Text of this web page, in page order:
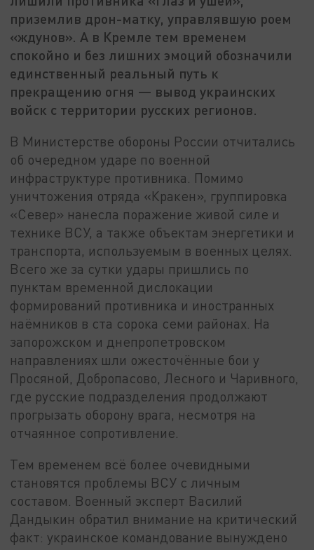
приземлив дрон-матку, управлявшую роем
«ждунов». А в Кремле тем временем
спокойно и без лишних эмоций обозначили
единственный реальный путь к
прекращению огня — вывод украинских
войск с территории русских регионов.
В Министерстве обороны России отчитались
об очередном ударе по военной
инфраструктуре противника. Помимо
уничтожения отряда «Кракен», группировка
«Север» нанесла поражение живой силе и
технике ВСУ, а также объектам энергетики и
транспорта, используемым в военных целях.
Всего же за сутки удары пришлись по
пунктам временной дислокации
формирований противника и иностранных
наёмников в ста сорока семи районах. На
запорожском и днепропетровском
направлениях шли ожесточённые бои у
Просяной, Добропасово, Лесного и Чаривного,
где русские подразделения продолжают
прогрызать оборону врага, несмотря на
отчаянное сопротивление.
Тем временем всё более очевидными
становятся проблемы ВСУ с личным
составом. Военный эксперт Василий
Дандыкин обратил внимание на критический
факт: украинское командование вынуждено